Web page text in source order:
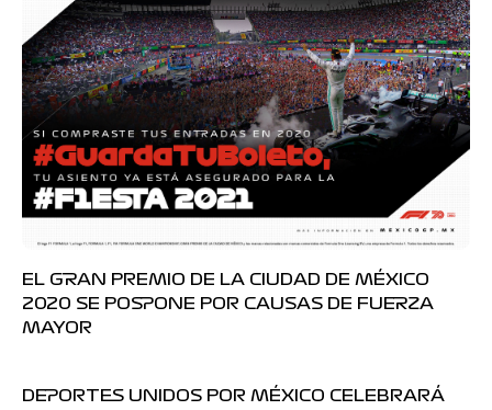
EL GRAN PREMIO DE LA CIUDAD DE MÉXICO
2020 SE POSPONE POR CAUSAS DE FUERZA
MAYOR
DEPORTES UNIDOS POR MÉXICO CELEBRARÁ